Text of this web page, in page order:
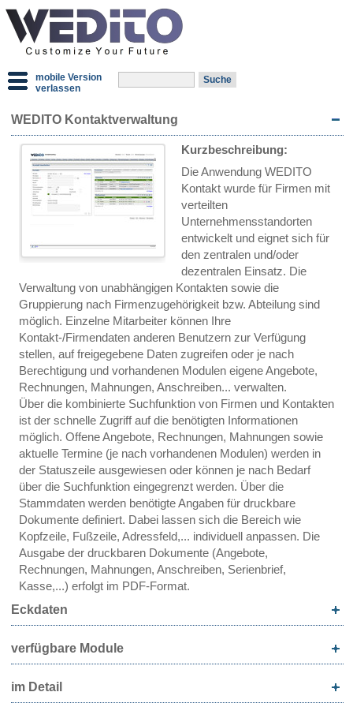
mobile Version
verlassen
WEDITO Kontaktverwaltung
Kurzbeschreibung:
Die Anwendung WEDITO
Kontakt wurde für Firmen mit
verteilten
Unternehmensstandorten
entwickelt und eignet sich für
den zentralen und/oder
dezentralen Einsatz. Die
Verwaltung von unabhängigen Kontakten sowie die
Gruppierung nach Firmenzugehörigkeit bzw. Abteilung sind
möglich. Einzelne Mitarbeiter können Ihre
Kontakt-/Firmendaten anderen Benutzern zur Verfügung
stellen, auf freigegebene Daten zugreifen oder je nach
Berechtigung und vorhandenen Modulen eigene Angebote,
Rechnungen, Mahnungen, Anschreiben... verwalten.
Über die kombinierte Suchfunktion von Firmen und Kontakten
ist der schnelle Zugriff auf die benötigten Informationen
möglich. Offene Angebote, Rechnungen, Mahnungen sowie
aktuelle Termine (je nach vorhandenen Modulen) werden in
der Statuszeile ausgewiesen oder können je nach Bedarf
über die Suchfunktion eingegrenzt werden. Über die
Stammdaten werden benötigte Angaben für druckbare
Dokumente definiert. Dabei lassen sich die Bereich wie
Kopfzeile, Fußzeile, Adressfeld,... individuell anpassen. Die
Ausgabe der druckbaren Dokumente (Angebote,
Rechnungen, Mahnungen, Anschreiben, Serienbrief,
Kasse,...) erfolgt im PDF-Format.
Eckdaten
verfügbare Module
im Detail